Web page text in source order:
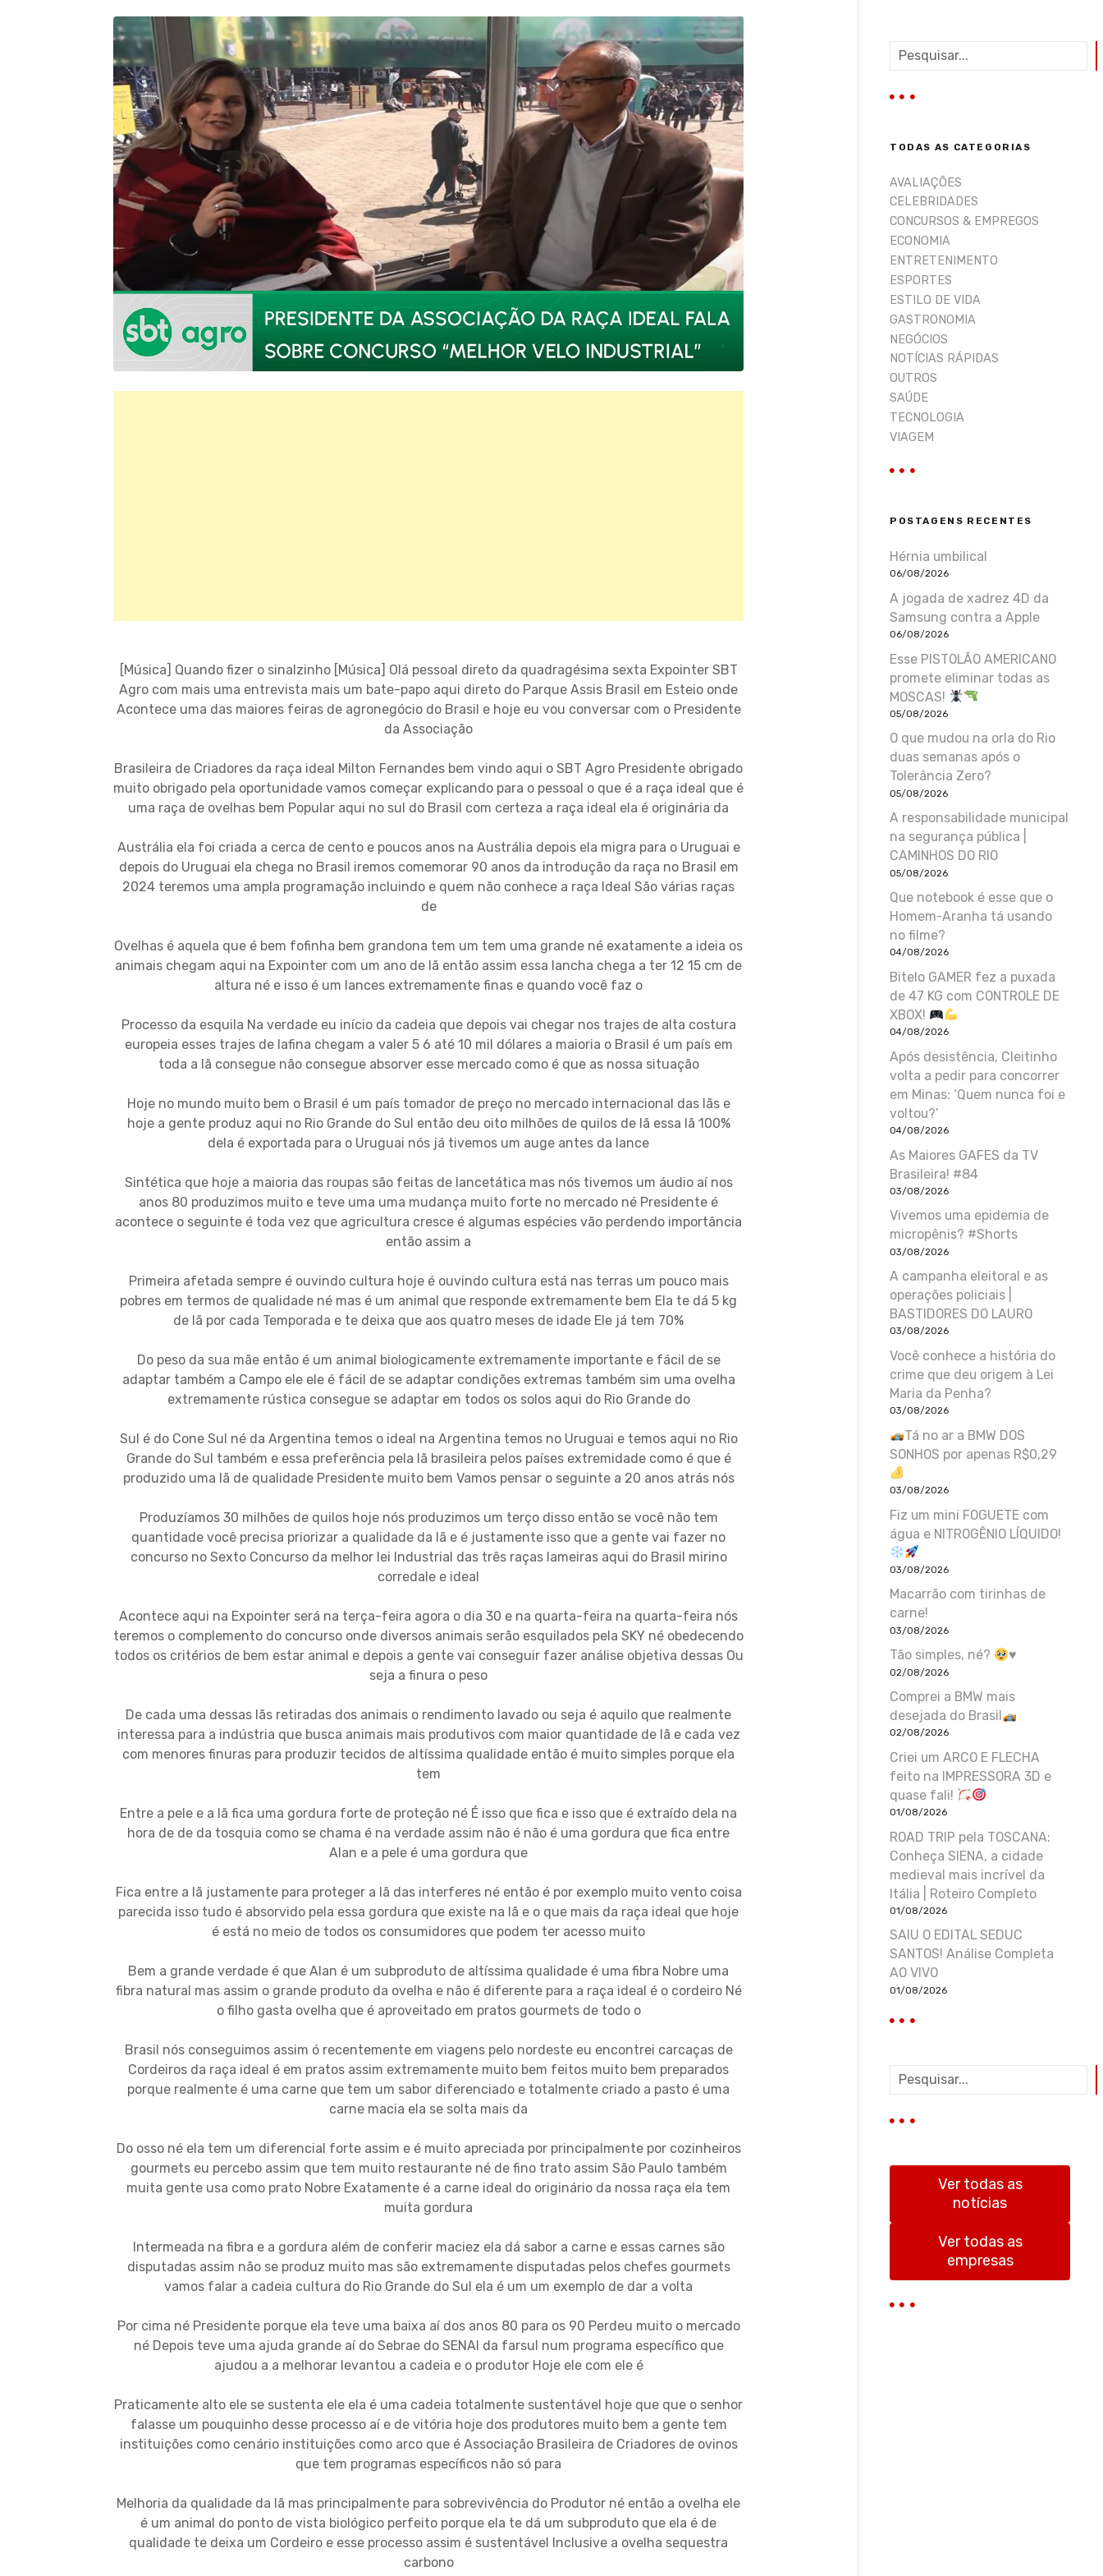
[Música] Quando fizer o sinalzinho [Música] Olá pessoal direto da quadragésima sexta Expointer SBT
Agro com mais uma entrevista mais um bate-papo aqui direto do Parque Assis Brasil em Esteio onde
Acontece uma das maiores feiras de agronegócio do Brasil e hoje eu vou conversar com o Presidente
da Associação
Brasileira de Criadores da raça ideal Milton Fernandes bem vindo aqui o SBT Agro Presidente obrigado
muito obrigado pela oportunidade vamos começar explicando para o pessoal o que é a raça ideal que é
uma raça de ovelhas bem Popular aqui no sul do Brasil com certeza a raça ideal ela é originária da
Austrália ela foi criada a cerca de cento e poucos anos na Austrália depois ela migra para o Uruguai e
depois do Uruguai ela chega no Brasil iremos comemorar 90 anos da introdução da raça no Brasil em
2024 teremos uma ampla programação incluindo e quem não conhece a raça Ideal São várias raças
de
Ovelhas é aquela que é bem fofinha bem grandona tem um tem uma grande né exatamente a ideia os
animais chegam aqui na Expointer com um ano de lã então assim essa lancha chega a ter 12 15 cm de
altura né e isso é um lances extremamente finas e quando você faz o
Processo da esquila Na verdade eu início da cadeia que depois vai chegar nos trajes de alta costura
europeia esses trajes de lafina chegam a valer 5 6 até 10 mil dólares a maioria o Brasil é um país em
toda a lã consegue não consegue absorver esse mercado como é que as nossa situação
Hoje no mundo muito bem o Brasil é um país tomador de preço no mercado internacional das lãs e
hoje a gente produz aqui no Rio Grande do Sul então deu oito milhões de quilos de lã essa lã 100%
dela é exportada para o Uruguai nós já tivemos um auge antes da lance
Sintética que hoje a maioria das roupas são feitas de lancetática mas nós tivemos um áudio aí nos
anos 80 produzimos muito e teve uma uma mudança muito forte no mercado né Presidente é
acontece o seguinte é toda vez que agricultura cresce é algumas espécies vão perdendo importância
então assim a
Primeira afetada sempre é ouvindo cultura hoje é ouvindo cultura está nas terras um pouco mais
pobres em termos de qualidade né mas é um animal que responde extremamente bem Ela te dá 5 kg
de lã por cada Temporada e te deixa que aos quatro meses de idade Ele já tem 70%
Do peso da sua mãe então é um animal biologicamente extremamente importante e fácil de se
adaptar também a Campo ele ele é fácil de se adaptar condições extremas também sim uma ovelha
extremamente rústica consegue se adaptar em todos os solos aqui do Rio Grande do
Sul é do Cone Sul né da Argentina temos o ideal na Argentina temos no Uruguai e temos aqui no Rio
Grande do Sul também e essa preferência pela lã brasileira pelos países extremidade como é que é
produzido uma lã de qualidade Presidente muito bem Vamos pensar o seguinte a 20 anos atrás nós
Produzíamos 30 milhões de quilos hoje nós produzimos um terço disso então se você não tem
quantidade você precisa priorizar a qualidade da lã e é justamente isso que a gente vai fazer no
concurso no Sexto Concurso da melhor lei Industrial das três raças lameiras aqui do Brasil mirino
corredale e ideal
Acontece aqui na Expointer será na terça-feira agora o dia 30 e na quarta-feira na quarta-feira nós
teremos o complemento do concurso onde diversos animais serão esquilados pela SKY né obedecendo
todos os critérios de bem estar animal e depois a gente vai conseguir fazer análise objetiva dessas Ou
seja a finura o peso
De cada uma dessas lãs retiradas dos animais o rendimento lavado ou seja é aquilo que realmente
interessa para a indústria que busca animais mais produtivos com maior quantidade de lã e cada vez
com menores finuras para produzir tecidos de altíssima qualidade então é muito simples porque ela
tem
Entre a pele e a lã fica uma gordura forte de proteção né É isso que fica e isso que é extraído dela na
hora de de da tosquia como se chama é na verdade assim não é não é uma gordura que fica entre
Alan e a pele é uma gordura que
Fica entre a lã justamente para proteger a lã das interferes né então é por exemplo muito vento coisa
parecida isso tudo é absorvido pela essa gordura que existe na lã e o que mais da raça ideal que hoje
é está no meio de todos os consumidores que podem ter acesso muito
Bem a grande verdade é que Alan é um subproduto de altíssima qualidade é uma fibra Nobre uma
fibra natural mas assim o grande produto da ovelha e não é diferente para a raça ideal é o cordeiro Né
o filho gasta ovelha que é aproveitado em pratos gourmets de todo o
Brasil nós conseguimos assim ó recentemente em viagens pelo nordeste eu encontrei carcaças de
Cordeiros da raça ideal é em pratos assim extremamente muito bem feitos muito bem preparados
porque realmente é uma carne que tem um sabor diferenciado e totalmente criado a pasto é uma
carne macia ela se solta mais da
Do osso né ela tem um diferencial forte assim e é muito apreciada por principalmente por cozinheiros
gourmets eu percebo assim que tem muito restaurante né de fino trato assim São Paulo também
muita gente usa como prato Nobre Exatamente é a carne ideal do originário da nossa raça ela tem
muita gordura
Intermeada na fibra e a gordura além de conferir maciez ela dá sabor a carne e essas carnes são
disputadas assim não se produz muito mas são extremamente disputadas pelos chefes gourmets
vamos falar a cadeia cultura do Rio Grande do Sul ela é um um exemplo de dar a volta
Por cima né Presidente porque ela teve uma baixa aí dos anos 80 para os 90 Perdeu muito o mercado
né Depois teve uma ajuda grande aí do Sebrae do SENAI da farsul num programa específico que
ajudou a a melhorar levantou a cadeia e o produtor Hoje ele com ele é
Praticamente alto ele se sustenta ele ela é uma cadeia totalmente sustentável hoje que que o senhor
falasse um pouquinho desse processo aí e de vitória hoje dos produtores muito bem a gente tem
instituições como cenário instituições como arco que é Associação Brasileira de Criadores de ovinos
que tem programas específicos não só para
Melhoria da qualidade da lã mas principalmente para sobrevivência do Produtor né então a ovelha ele
é um animal do ponto de vista biológico perfeito porque ela te dá um subproduto que ela é de
qualidade te deixa um Cordeiro e esse processo assim é sustentável Inclusive a ovelha sequestra
carbono
q
s
r
TODAS AS CATEGORIAS
AVALIAÇÕES
CELEBRIDADES
CONCURSOS & EMPREGOS
ECONOMIA
ENTRETENIMENTO
ESPORTES
ESTILO DE VIDA
GASTRONOMIA
NEGÓCIOS
NOTÍCIAS RÁPIDAS
OUTROS
SAÚDE
TECNOLOGIA
VIAGEM
POSTAGENS RECENTES
Hérnia umbilical
06/08/2026
A jogada de xadrez 4D da
Samsung contra a Apple
06/08/2026
Esse PISTOLÃO AMERICANO
promete eliminar todas as
MOSCAS!
05/08/2026
O que mudou na orla do Rio
duas semanas após o
Tolerância Zero?
05/08/2026
A responsabilidade municipal
na segurança pública |
CAMINHOS DO RIO
05/08/2026
Que notebook é esse que o
Homem-Aranha tá usando
no filme?
04/08/2026
Bitelo GAMER fez a puxada
de 47 KG com CONTROLE DE
XBOX!
04/08/2026
Após desistência, Cleitinho
volta a pedir para concorrer
em Minas: ‘Quem nunca foi e
voltou?’
04/08/2026
As Maiores GAFES da TV
Brasileira! #84
03/08/2026
Vivemos uma epidemia de
micropênis? #Shorts
03/08/2026
A campanha eleitoral e as
operações policiais |
BASTIDORES DO LAURO
03/08/2026
Você conhece a história do
crime que deu origem à Lei
Maria da Penha?
03/08/2026
Tá no ar a BMW DOS
SONHOS por apenas R$0,29
03/08/2026
Fiz um mini FOGUETE com
água e NITROGÊNIO LÍQUIDO!
03/08/2026
Macarrão com tirinhas de
carne!
03/08/2026
Tão simples, né? ♥️
02/08/2026
Comprei a BMW mais
desejada do Brasil
02/08/2026
Criei um ARCO E FLECHA
feito na IMPRESSORA 3D e
quase fali!
01/08/2026
ROAD TRIP pela TOSCANA:
Conheça SIENA, a cidade
medieval mais incrível da
Itália | Roteiro Completo
01/08/2026
SAIU O EDITAL SEDUC
SANTOS! Análise Completa
AO VIVO
01/08/2026
q
Ver todas as
notícias
Ver todas as
empresas